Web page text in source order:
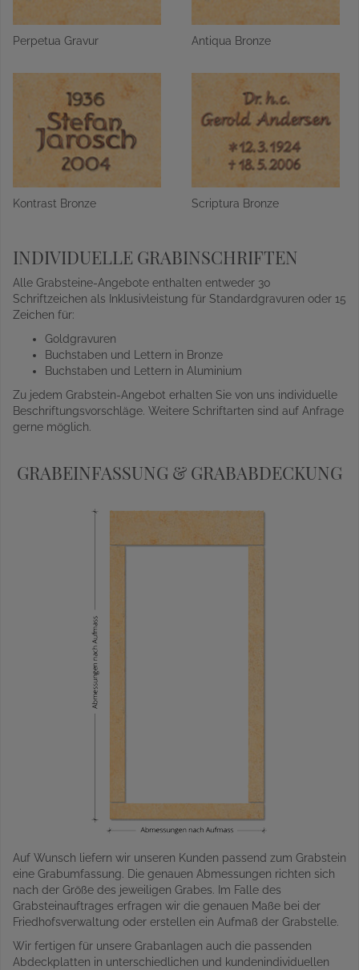
Perpetua Gravur Antiqua Bronze
Kontrast Bronze Scriptura Bronze
INDIVIDUELLE GRABINSCHRIFTEN
Alle Grabsteine-Angebote enthalten entweder 30
Schriftzeichen als Inklusivleistung für Standardgravuren oder 15
Zeichen für:
Goldgravuren
Buchstaben und Lettern in Bronze
Buchstaben und Lettern in Aluminium
Zu jedem Grabstein-Angebot erhalten Sie von uns individuelle
Beschriftungsvorschläge. Weitere Schriftarten sind auf Anfrage
gerne möglich.
GRABEINFASSUNG & GRABABDECKUNG
Auf Wunsch liefern wir unseren Kunden passend zum Grabstein
eine Grabumfassung. Die genauen Abmessungen richten sich
nach der Größe des jeweiligen Grabes. Im Falle des
Grabsteinauftrages erfragen wir die genauen Maße bei der
Friedhofsverwaltung oder erstellen ein Aufmaß der Grabstelle.
Wir fertigen für unsere Grabanlagen auch die passenden
Abdeckplatten in unterschiedlichen und kundenindividuellen